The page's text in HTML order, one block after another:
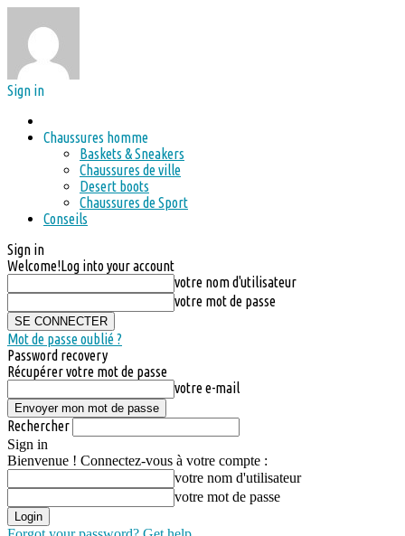
Sign in
Chaussures homme
Baskets & Sneakers
Chaussures de ville
Desert boots
Chaussures de Sport
Conseils
Sign in
Welcome!Log into your account
votre nom d'utilisateur
votre mot de passe
Mot de passe oublié ?
Password recovery
Récupérer votre mot de passe
votre e-mail
Rechercher
Sign in
Bienvenue ! Connectez-vous à votre compte :
votre nom d'utilisateur
votre mot de passe